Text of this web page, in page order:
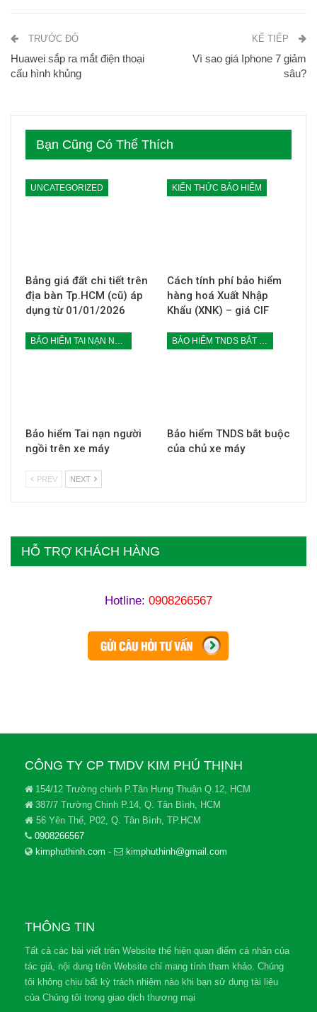
TRƯỚC ĐÓ
Huawei sắp ra mắt điện thoại
cấu hình khủng
KẾ TIẾP
Vì sao giá Iphone 7 giảm
sâu?
Bạn Cũng Có Thể Thích
UNCATEGORIZED
Bảng giá đất chi tiết trên
địa bàn Tp.HCM (cũ) áp
dụng từ 01/01/2026
KIẾN THỨC BẢO HIỂM
Cách tính phí bảo hiểm
hàng hoá Xuất Nhập
Khẩu (XNK) – giá CIF
BẢO HIỂM TAI NẠN NGƯỜI NGỒI TRÊN XE MÁY
Bảo hiểm Tai nạn người
ngồi trên xe máy
BẢO HIỂM TNDS BẮT BUỘC CỦA CHỦ XE MÁY
Bảo hiểm TNDS bắt buộc
của chủ xe máy
PREV NEXT
HỖ TRỢ KHÁCH HÀNG
Hotline: 0908266567
CÔNG TY CP TMDV KIM PHÚ THỊNH
154/12 Trường chinh P.Tân Hưng Thuận Q.12, HCM
387/7 Trường Chinh P.14, Q. Tân Bình, HCM
56 Yên Thế, P02, Q. Tân Bình, TP.HCM
0908266567
kimphuthinh.com - kimphuthinh@gmail.com
THÔNG TIN
Tất cả các bài viết trên Website thể hiện quan điểm cá nhân của
tác giả, nội dung trên Website chỉ mang tính tham khảo. Chúng
tôi không chịu bất kỳ trách nhiệm nào khi bạn sử dụng tài liệu
của Chúng tôi trong giao dịch thương mại